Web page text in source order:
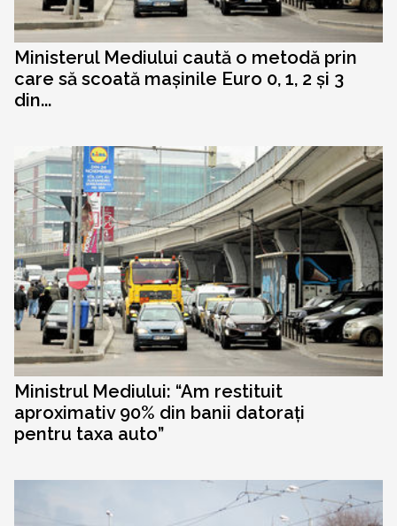
Ministerul Mediului caută o metodă prin
care să scoată mașinile Euro 0, 1, 2 și 3
din...
Ministrul Mediului: “Am restituit
aproximativ 90% din banii datorați
pentru taxa auto”